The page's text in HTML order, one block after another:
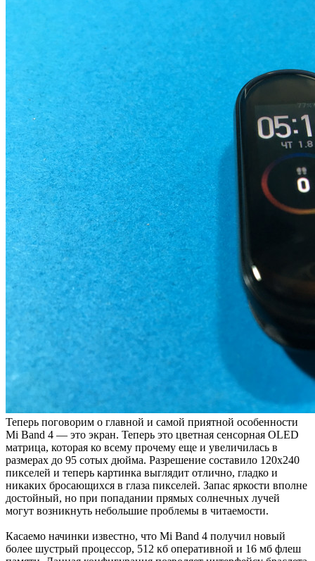
Теперь поговорим о главной и самой приятной особенности
Mi Band 4 — это экран. Теперь это цветная сенсорная OLED
матрица, которая ко всему прочему еще и увеличилась в
размерах до 95 сотых дюйма. Разрешение составило 120х240
пикселей и теперь картинка выглядит отлично, гладко и
никаких бросающихся в глаза пикселей. Запас яркости вполне
достойный, но при попадании прямых солнечных лучей
могут возникнуть небольшие проблемы в читаемости.
Касаемо начинки известно, что Mi Band 4 получил новый
более шустрый процессор, 512 кб оперативной и 16 мб флеш